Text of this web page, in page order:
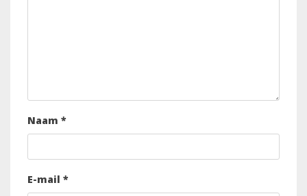
Naam *
E-mail *